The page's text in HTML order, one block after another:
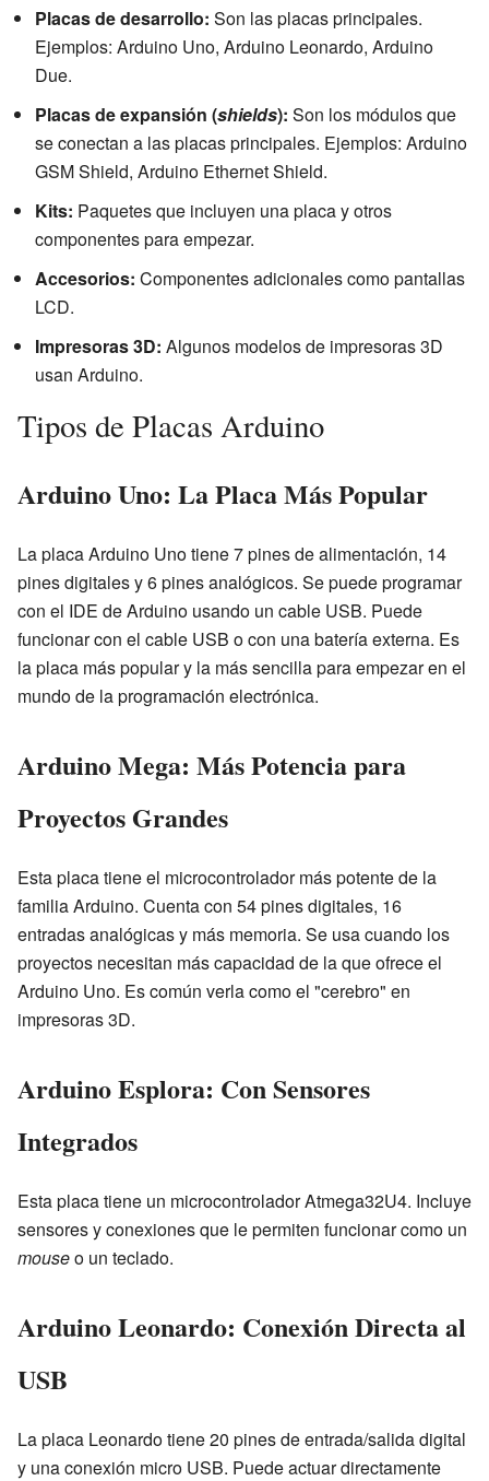
Placas de desarrollo: Son las placas principales.
Ejemplos: Arduino Uno, Arduino Leonardo, Arduino
Due.
Placas de expansión (shields): Son los módulos que
se conectan a las placas principales. Ejemplos: Arduino
GSM Shield, Arduino Ethernet Shield.
Kits: Paquetes que incluyen una placa y otros
componentes para empezar.
Accesorios: Componentes adicionales como pantallas
LCD.
Impresoras 3D: Algunos modelos de impresoras 3D
usan Arduino.
Tipos de Placas Arduino
Arduino Uno: La Placa Más Popular
La placa Arduino Uno tiene 7 pines de alimentación, 14
pines digitales y 6 pines analógicos. Se puede programar
con el IDE de Arduino usando un cable USB. Puede
funcionar con el cable USB o con una batería externa. Es
la placa más popular y la más sencilla para empezar en el
mundo de la programación electrónica.
Arduino Mega: Más Potencia para
Proyectos Grandes
Esta placa tiene el microcontrolador más potente de la
familia Arduino. Cuenta con 54 pines digitales, 16
entradas analógicas y más memoria. Se usa cuando los
proyectos necesitan más capacidad de la que ofrece el
Arduino Uno. Es común verla como el "cerebro" en
impresoras 3D.
Arduino Esplora: Con Sensores
Integrados
Esta placa tiene un microcontrolador Atmega32U4. Incluye
sensores y conexiones que le permiten funcionar como un
mouseo un teclado.
Arduino Leonardo: Conexión Directa al
USB
La placa Leonardo tiene 20 pines de entrada/salida digital
y una conexión micro USB. Puede actuar directamente